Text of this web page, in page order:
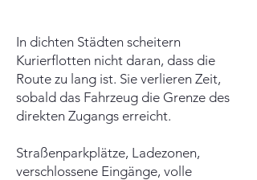
In dichten Städten scheitern
Kurierflotten nicht daran, dass die
Route zu lang ist. Sie verlieren Zeit,
sobald das Fahrzeug die Grenze des
direkten Zugangs erreicht.
Straßenparkplätze, Ladezonen,
verschlossene Eingänge, volle